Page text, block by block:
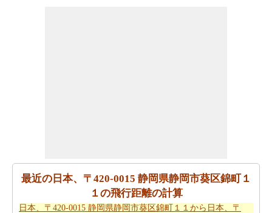
りたいかもしれません。これは、あなたが日本、〒420-
0015 静岡県静岡市葵区錦町１１と日本、〒420-0858 静岡
県静岡市葵区伝馬町２４−１５ 東海澱粉本社ビルの間の
距離を旅行過ごすことになりますとどのくらいの時間推
最近の日本、〒420-0015 静岡県静岡市葵区錦町１
１の飛行距離の計算
日本、〒420-0015 静岡県静岡市葵区錦町１１から日本、〒